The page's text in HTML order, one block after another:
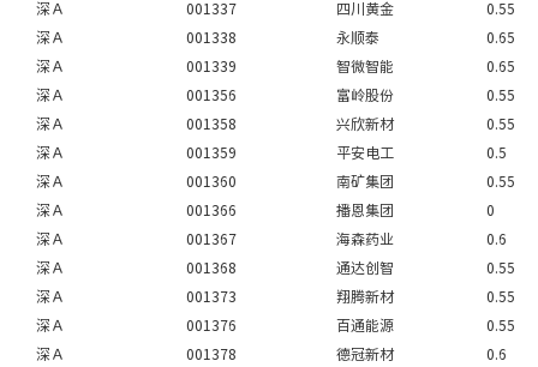
深Ａ
001337 四川黄金
0.55
深Ａ
001338 永顺泰
0.65
深Ａ
001339 智微智能
0.65
深Ａ
001356 富岭股份
0.55
深Ａ
001358 兴欣新材
0.55
深Ａ
001359 平安电工
0.5
深Ａ
001360 南矿集团
0.55
深Ａ
001366 播恩集团
0
深Ａ
001367 海森药业
0.6
深Ａ
001368 通达创智
0.55
深Ａ
001373 翔腾新材
0.55
深Ａ
001376 百通能源
0.55
深Ａ
001378 德冠新材
0.6